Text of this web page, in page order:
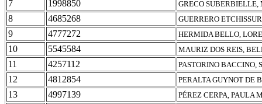
7 1998850 GRECO SUBERBIELLE,
8 4685268 GUERRERO
9 4777272 HERMIDA BELLO,
10 5545584 MAURIZ DOS REIS,
11 4257112 PASTORINO BACCINO,
12 4812854 PERALTA GUYNOT DE
13 4997139 PÉREZ CERPA, PAULA